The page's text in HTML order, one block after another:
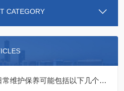
CATEGORY
非标玻璃热交换器的日常维护保养可能包括以下几个方面